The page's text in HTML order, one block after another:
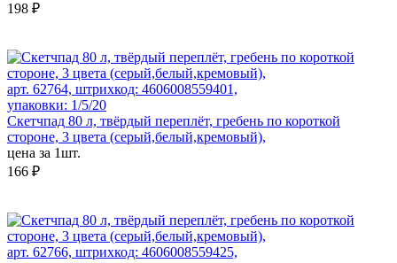
198 ₽
арт. 62764, штрихкод: 4606008559401,
упаковки: 1/5/20
Скетчпад 80 л, твёрдый переплёт, гребень по короткой
стороне, 3 цвета (серый,белый,кремовый),
цена за 1шт.
166 ₽
арт. 62766, штрихкод: 4606008559425,